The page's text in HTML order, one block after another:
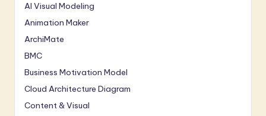
AI Visual Modeling
Animation Maker
ArchiMate
BMC
Business Motivation Model
Cloud Architecture Diagram
Content & Visual